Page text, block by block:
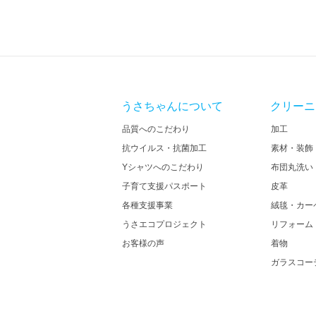
うさちゃんについて
品質へのこだわり
抗ウイルス・抗菌加工
Yシャツへのこだわり
子育て支援パスポート
各種支援事業
うさエコプロジェクト
お客様の声
クリー
加工
素材・装飾
布団丸洗い
皮革
絨毯・カー
リフォーム
着物
ガラスコー